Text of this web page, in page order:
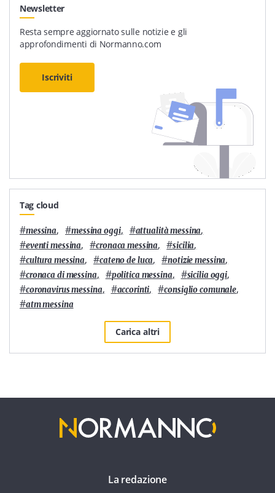
Newsletter
Resta sempre aggiornato sulle notizie e gli
approfondimenti di Normanno.com
Iscriviti
Tag cloud
#messina, #messina oggi, #attualità messina,
#eventi messina, #cronaca messina, #sicilia,
#cultura messina, #cateno de luca, #notizie messina,
#cronaca di messina, #politica messina, #sicilia oggi,
#coronavirus messina, #accorinti, #consiglio comunale,
#atm messina
Carica altri
La redazione